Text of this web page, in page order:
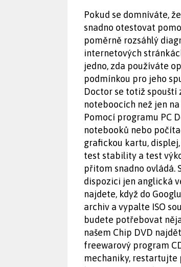
Pokud se domníváte,
snadno otestovat
poměrně rozsáhlý
internetových
jedno, zda používáte
podmínkou pro jeho
Doctor se totiž spouští
noteboocích než jen
Pomocí programu PC
notebooků nebo
grafickou kartu,
test stability a test
přitom snadno ovládá.
dispozici jen anglická
najdete, když do
archiv a vypalte ISO
budete potřebovat
našem Chip DVD
freewarový program
mechaniky, restartujte